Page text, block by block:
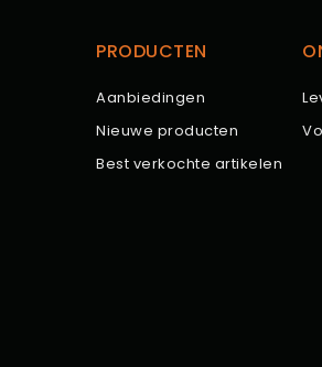
PRODUCTEN
Aanbiedingen
Nieuwe producten
Best verkochte artikelen